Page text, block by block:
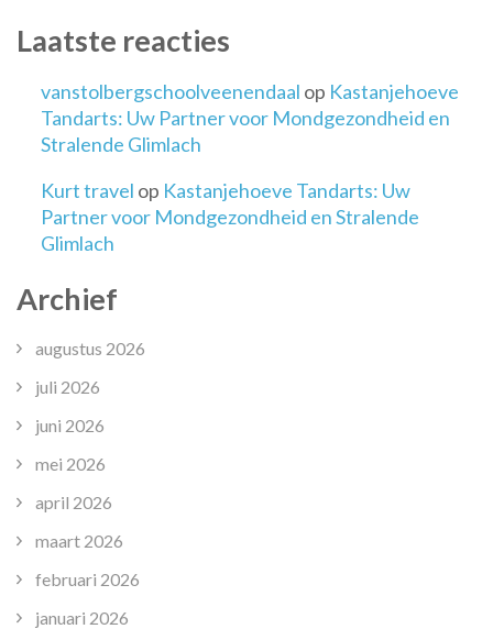
Laatste reacties
vanstolbergschoolveenendaal op Kastanjehoeve
Tandarts: Uw Partner voor Mondgezondheid en
Stralende Glimlach
Kurt travel op Kastanjehoeve Tandarts: Uw
Partner voor Mondgezondheid en Stralende
Glimlach
Archief
augustus 2026
juli 2026
juni 2026
mei 2026
april 2026
maart 2026
februari 2026
januari 2026